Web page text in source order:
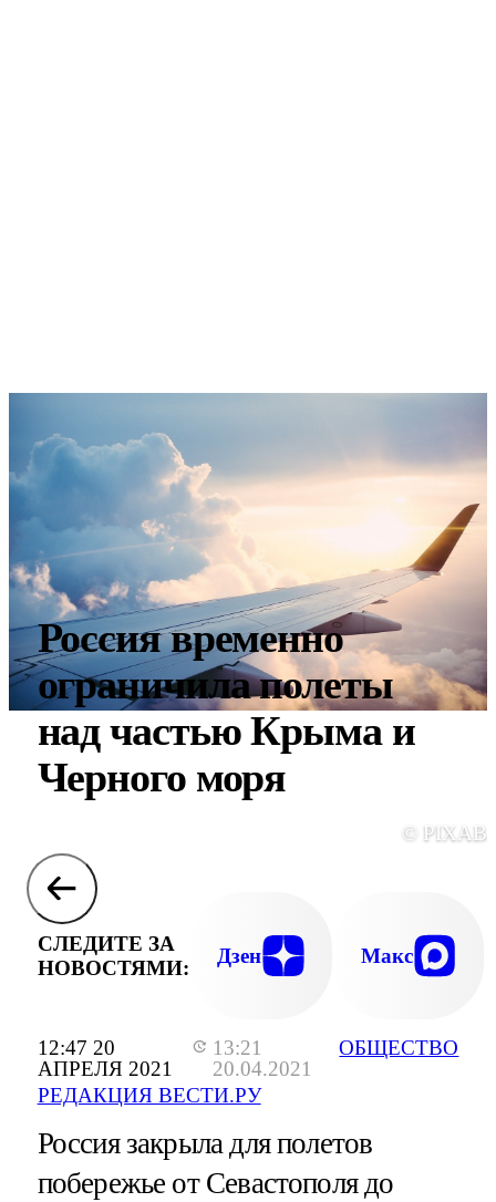
12:47 20
АПРЕЛЯ 2021
13:21
20.04.2021
РЕДАКЦИЯ ВЕСТИ.РУ
ОБЩЕСТВО
Россия временно
ограничила полеты
над частью Крыма и
Черного моря
©
СЛЕДИТЕ ЗА
НОВОСТЯМИ:
Дзен Макс
Россия закрыла для полетов
побережье от Севастополя до